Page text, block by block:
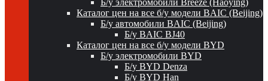
Б/у электромобили Breeze (Haoying)
Каталог цен на все б/у модели BAIC (Beijing)
Б/у автомобили BAIC (Beijing)
Б/у BAIC BJ40
Каталог цен на все б/у модели BYD
Б/у электромобили BYD
Б/у BYD Denza
Б/у BYD Han